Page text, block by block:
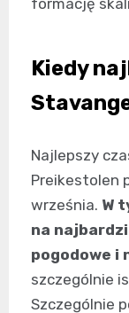
formację
Kiedy
Najlepszy
Preikestolen
września. W
na
pogodowe i
szczególnie
Szczególnie